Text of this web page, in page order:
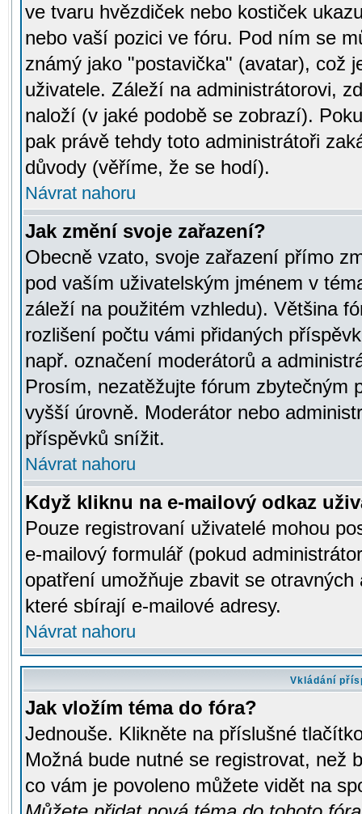
ve tvaru hvězdiček nebo kostiček
nebo vaší pozici ve fóru. Pod ním se
známý jako "postavička" (avatar), což
uživatele. Záleží na administrátorovi,
naloží (v jaké podobě se zobrazí).
pak právě tehdy toto administrátoři
důvody (věříme, že se hodí).
Návrat nahoru
Jak změní svoje zařazení?
Obecně vzato, svoje zařazení přímo
pod vaším uživatelským jménem v
záleží na použitém vzhledu). Většina
rozlišení počtu vámi přidaných
např. označení moderátorů a
Prosím, nezatěžujte fórum zbytečným
vyšší úrovně. Moderátor nebo
příspěvků snížit.
Návrat nahoru
Když kliknu na e-mailový odkaz
Pouze registrovaní uživatelé mohou
e-mailový formulář (pokud
opatření umožňuje zbavit se
které sbírají e-mailové adresy.
Návrat nahoru
Vkládání
Jak vložím téma do fóra?
Jednouše. Klikněte na příslušné
Možná bude nutné se registrovat, než
co vám je povoleno můžete vidět na